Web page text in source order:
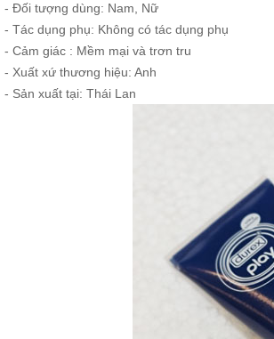
- Đối tượng dùng: Nam, Nữ
- Tác dụng phụ: Không có tác dụng phụ
- Cảm giác : Mềm mại và trơn tru
- Xuất xứ thương hiệu: Anh
- Sản xuất tại: Thái Lan